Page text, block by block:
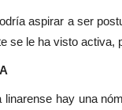
aspirar a ser
se le ha visto activa,
linarense hay una